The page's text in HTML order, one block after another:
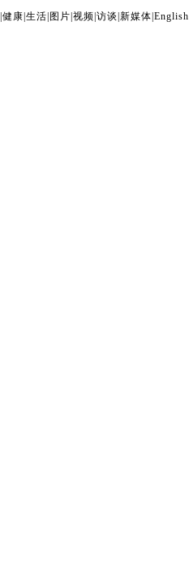
健康 生活 图片 视频 访谈 新媒体 English